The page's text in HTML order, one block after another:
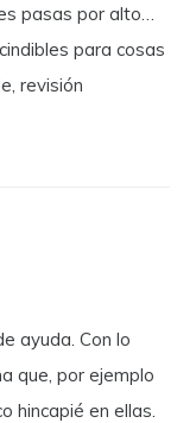
pasas por alto…
para cosas
revisión
ayuda. Con lo
que, por ejemplo
hincapié en ellas.